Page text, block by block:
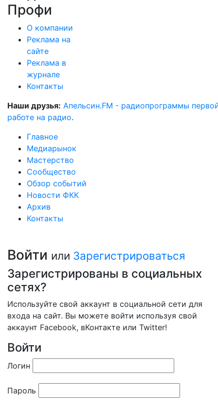
Профи
О компании
Реклама на
сайте
Реклама в
журнале
Контакты
Наши друзья: Апельсин.FM - радиопрограммы
работе на радио.
Главное
Медиарынок
Мастерство
Сообщество
Обзор событий
Новости ФКК
Архив
Контакты
Войти или Зарегистрироваться
Зарегистрированы в социальных
сетях?
Используйте свой аккаунт в социальной сети для
входа на сайт. Вы можете войти используя свой
аккаунт Facebook, вКонтакте или Twitter!
Войти
Логин
Пароль